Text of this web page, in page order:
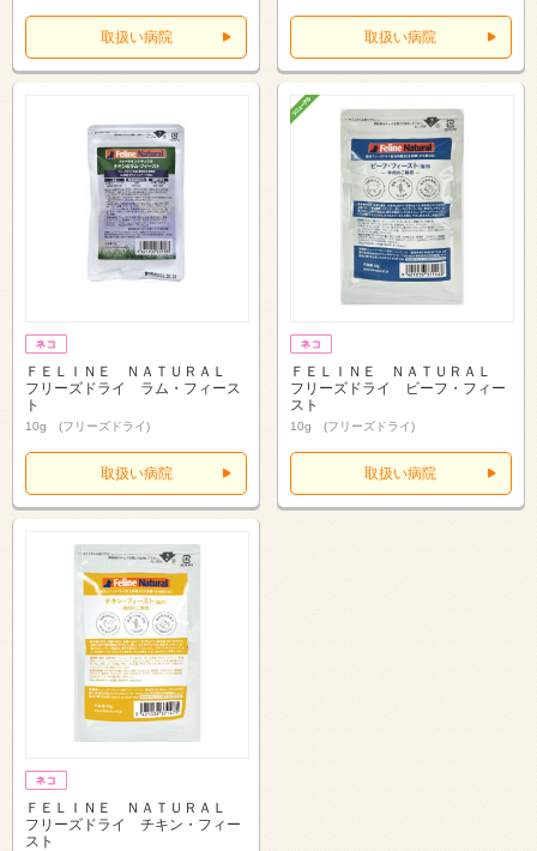
取扱い病院 取扱い病院
ＦＥＬＩＮＥ ＮＡＴＵＲＡＬ
フリーズドライ ラム・フィース
ト
10g (フリーズドライ)
取扱い病院
ＦＥＬＩＮＥ ＮＡＴＵＲＡＬ
フリーズドライ ビーフ・フィー
スト
10g (フリーズドライ)
取扱い病院
ＦＥＬＩＮＥ ＮＡＴＵＲＡＬ
フリーズドライ チキン・フィー
スト